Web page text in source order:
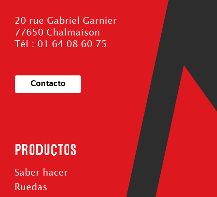
20 rue Gabriel Garnier
77650 Chalmaison
Tél : 01 64 08 60 75
Contacto
Productos
Saber hacer
Ruedas